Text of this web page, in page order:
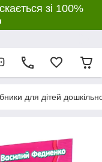
зі 100%
для дітей